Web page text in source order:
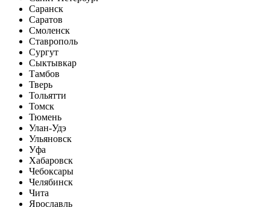
Саранск
Саратов
Смоленск
Ставрополь
Сургут
Сыктывкар
Тамбов
Тверь
Тольятти
Томск
Тюмень
Улан-Удэ
Ульяновск
Уфа
Хабаровск
Чебоксары
Челябинск
Чита
Ярославль